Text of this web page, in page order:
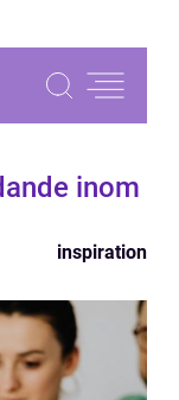
inom
inspiration